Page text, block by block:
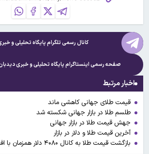
کانال رسمی تلگرام پایگاه تحلیلی و
صفحه رسمی اینستاگرام پایگاه تحلیلی و خبری
اخبار مرتبط
قیمت طلای جهانی کاهشی ماند
طلسم طلا در بازار جهانی شکسته شد
جهش قیمت طلا در بازار جهانی
آخرین قیمت طلا و دلار در بازار
بازگشت قیمت طلا به کانال ۴۰۸۰ دلار همزمان با افت دلار